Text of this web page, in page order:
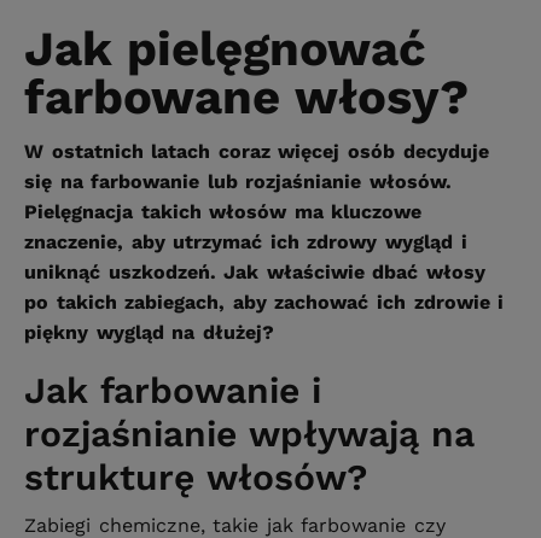
Jak pielęgnować
farbowane włosy?
W ostatnich latach coraz więcej osób decyduje
się na farbowanie lub rozjaśnianie włosów.
Pielęgnacja takich włosów ma kluczowe
znaczenie, aby utrzymać ich zdrowy wygląd i
uniknąć uszkodzeń. Jak właściwie dbać włosy
po takich zabiegach, aby zachować ich zdrowie i
piękny wygląd na dłużej?
Jak farbowanie i
rozjaśnianie wpływają na
strukturę włosów?
Zabiegi chemiczne, takie jak farbowanie czy